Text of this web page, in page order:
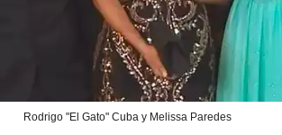
Rodrigo "El Gato" Cuba y Melissa Paredes